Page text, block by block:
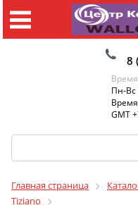
8
Пн-Вс
GMT
Главная страница
Tiziano